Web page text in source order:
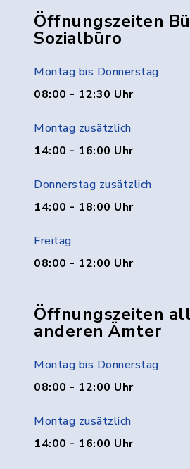
Öffnungszeiten
Sozialbüro
Montag bis Donnerstag
08:00 - 12:30 Uhr
Montag zusätzlich
14:00 - 16:00 Uhr
Donnerstag zusätzlich
14:00 - 18:00 Uhr
Freitag
08:00 - 12:00 Uhr
Öffnungszeiten
anderen Ämter
Montag bis Donnerstag
08:00 - 12:00 Uhr
Montag zusätzlich
14:00 - 16:00 Uhr